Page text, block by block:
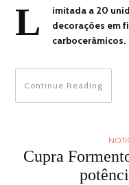
L
imitada a 20
decorações em
carbocerâmicos.
Continue Reading
Cupra